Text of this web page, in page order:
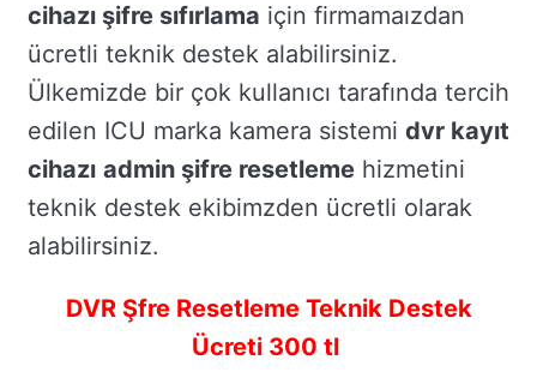
cihazı şifre sıfırlama için firmamaızdan
ücretli teknik destek alabilirsiniz.
Ülkemizde bir çok kullanıcı tarafında tercih
edilen ICU marka kamera sistemi dvr kayıt
cihazı admin şifre resetleme hizmetini
teknik destek ekibimzden ücretli olarak
alabilirsiniz.
DVR Şfre Resetleme Teknik Destek
Ücreti 300 tl